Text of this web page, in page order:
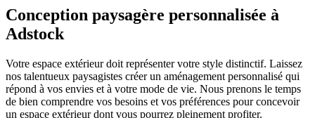
Conception paysagère personnalisée à
Adstock
Votre espace extérieur doit représenter votre style distinctif. Laissez
nos talentueux paysagistes créer un aménagement personnalisé qui
répond à vos envies et à votre mode de vie. Nous prenons le temps
de bien comprendre vos besoins et vos préférences pour concevoir
un espace extérieur dont vous pourrez pleinement profiter.